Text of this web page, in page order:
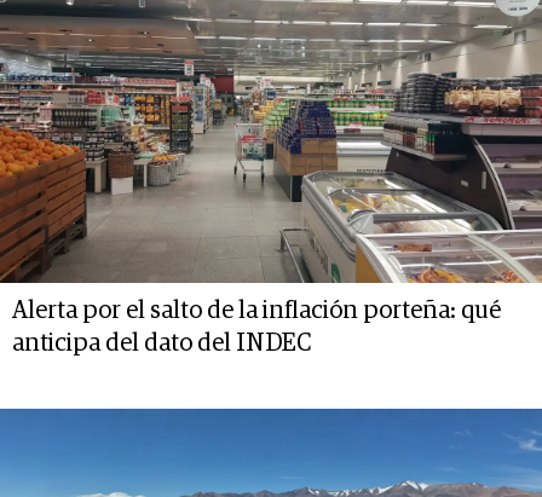
Alerta por el salto de la inflación porteña: qué
anticipa del dato del INDEC